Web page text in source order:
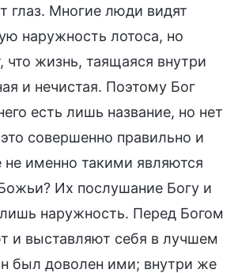
глаз. Многие люди видят
наружность лотоса, но
что жизнь, таящаяся внутри
и нечистая. Поэтому Бог
есть лишь название, но нет
совершенно правильно и
не именно такими являются
Их послушание Богу и
наружность. Перед Богом
и выставляют себя в лучшем
был доволен ими; внутри же